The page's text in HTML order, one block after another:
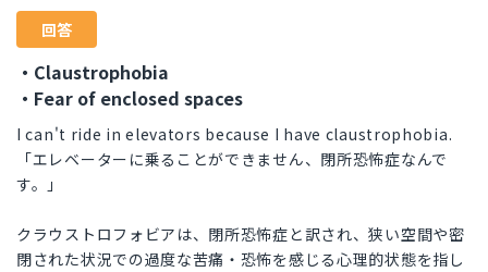
回答
・Claustrophobia
・Fear of enclosed spaces
I can't ride in elevators because I have claustrophobia.
「エレベーターに乗ることができません、閉所恐怖症なんで
す。」
クラウストロフォビアは、閉所恐怖症と訳され、狭い空間や密
閉された状況での過度な苦痛・恐怖を感じる心理的状態を指し